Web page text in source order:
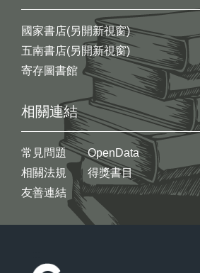
國家書店(另開新視窗)
五南書店(另開新視窗)
寄存圖書館
相關連結
常見問題
相關法規
友善連結
OpenData
得獎書目